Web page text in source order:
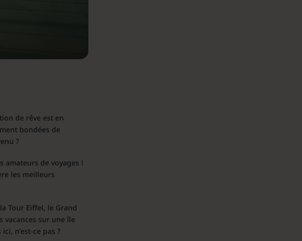
de rêve est en
bondées de
?
amateurs de voyages !
les meilleurs
Tour Eiffel, le Grand
vacances sur une île
n’est-ce pas ?